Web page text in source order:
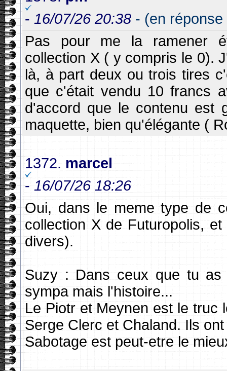
- 16/07/26 20:38 - (en
Pas pour me la ramener
collection X ( y compris le 0).
là, à part deux ou trois tires
que c'était vendu 10 francs
d'accord que le contenu est
maquette, bien qu'élégante (
1372. marcel
- 16/07/26 18:26
Oui, dans le meme type de
collection X de Futuropolis,
divers).
Suzy : Dans ceux que tu as
sympa mais l'histoire...
Le Piotr et Meynen est le truc
Serge Clerc et Chaland. Ils
Sabotage est peut-etre le